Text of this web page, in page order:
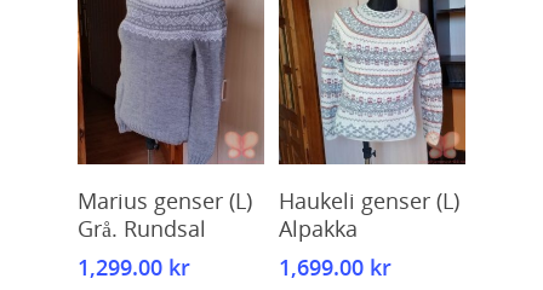
Marius genser (L)
Grå. Rundsal
1,299.00 kr
Haukeli genser (L)
Alpakka
1,699.00 kr